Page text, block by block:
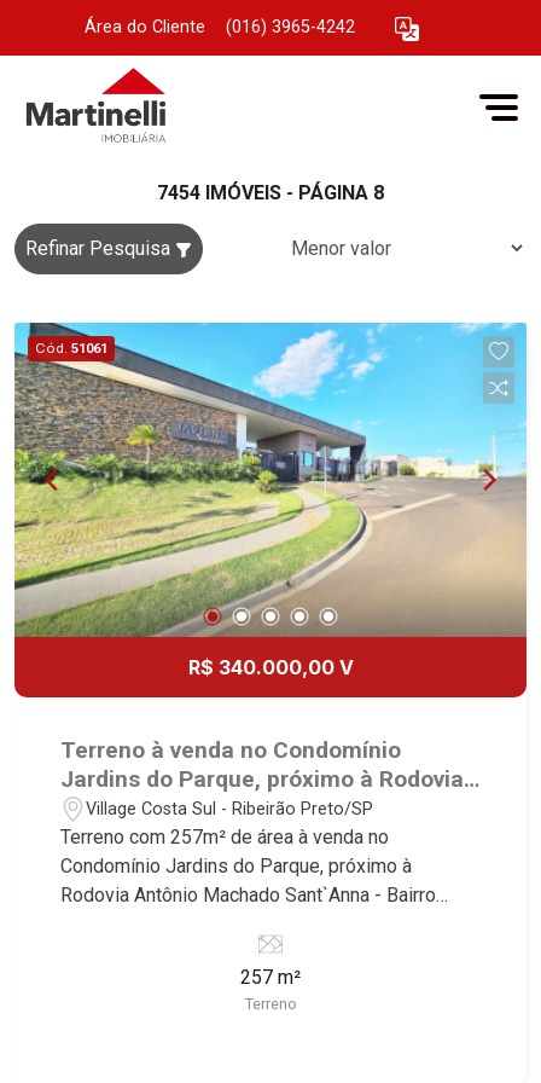
Área do Cliente (016) 3965-4242
7454 IMÓVEIS - PÁGINA 8
Refinar Pesquisa
Cód. 51061
R$ 340.000,00 V
Terreno à venda no Condomínio
Jardins do Parque, próximo à Rodovia
Antônio Machado Sant`Anna - Ribeirão
Preto/SP.
Village Costa Sul - Ribeirão Preto/SP
Terreno com 257m² de área à venda no
Condomínio Jardins do Parque, próximo à
Rodovia Antônio Machado Sant`Anna - Bairro
características deste imóvel que a Martinelli
Imobiliária selecionou para você: - 257m² de área
terreno - Aclive - Condomínio fechado - Portaria
257 m²
Terreno